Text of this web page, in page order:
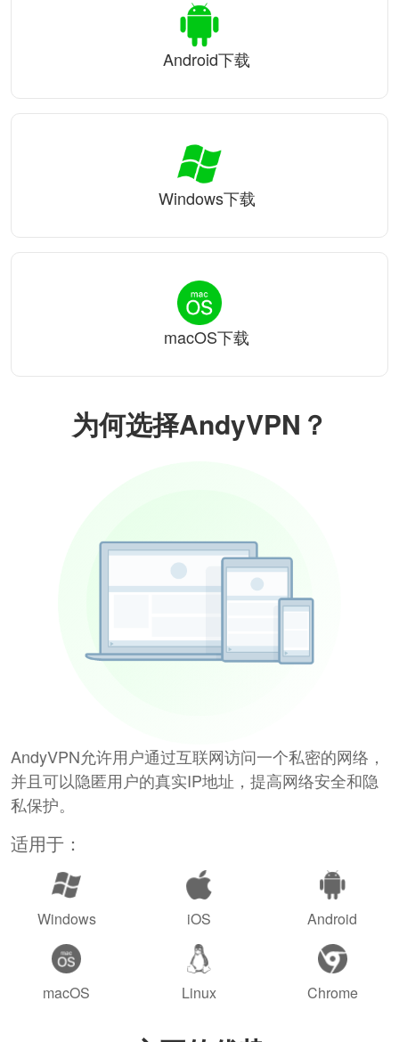
为何选择AndyVPN？
AndyVPN允许用户通过互联网访问一个私密的网络，
并且可以隐匿用户的真实IP地址，提高网络安全和隐
私保护。
适用于：
Windows iOS Android
macOS Linux Chrome
Android下载
Windows下载
macOS下载